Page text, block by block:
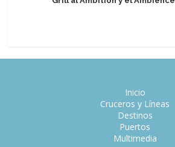
Inicio
Cruceros y Líneas
Destinos
Puertos
Multimedia